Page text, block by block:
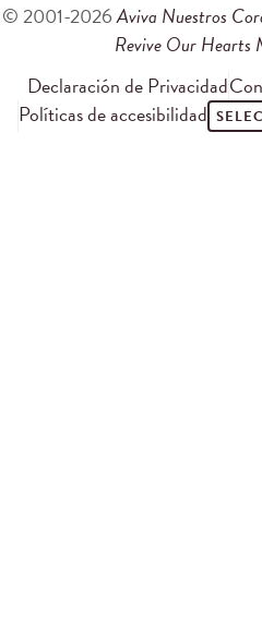
© 2001-2026Aviva Nuestros
Revive Our Hearts
Declaración de Privacidad
Políticas de accesibilidad